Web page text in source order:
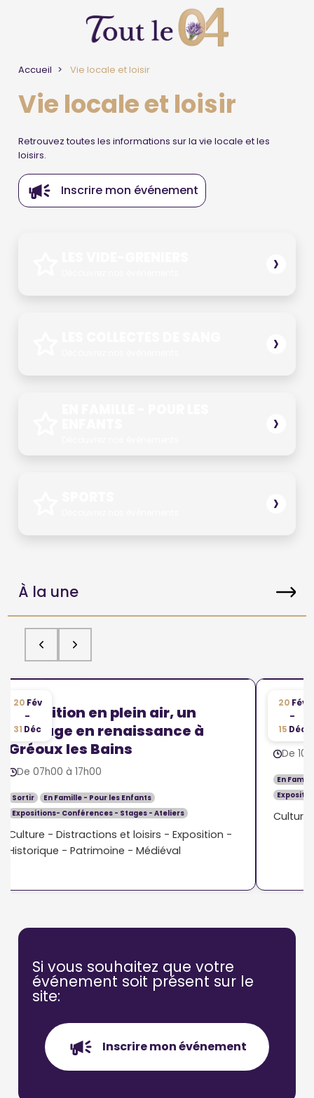
Accueil Vie locale et loisir
Vie locale et loisir
Retrouvez toutes les informations sur la vie locale et les
loisirs.
Inscrire mon événement
›
›
›
›
À la une
20 Fév
-
31 Déc
Exposition en plein air, un
héritage en renaissance à
Gréoux les Bains
De 07h00 à 17h00
Sortir
En Famille - Pour les Enfants
Expositions- Conférences - Stages - Ateliers
Culture - Distractions et loisirs - Exposition -
Historique - Patrimoine - Médiéval
20 Fév
-
15 Déc
De
En
Culture
Si vous souhaitez que votre
événement soit présent sur le
site:
Inscrire mon événement